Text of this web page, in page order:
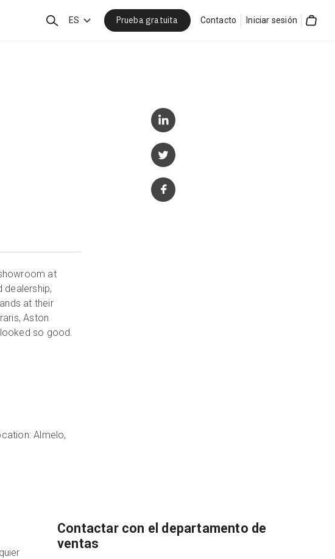
BuscarES Prueba gratuita Contacto Iniciar sesión
at
dealership,
at their
Aston
so good.
Almelo,
Contactar con el departamento de
ventas